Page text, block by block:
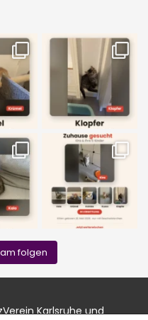
folgen
Karlsruhe und